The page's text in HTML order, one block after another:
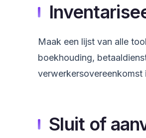
Maak een lijst van alle
boekhouding,
verwerkersovereenkomst
Sluit of